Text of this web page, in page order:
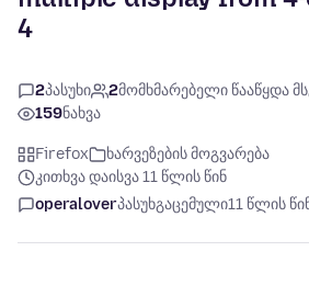
4
2პასუხი 2მომხმარებელი წააწყდა
159ნახვა
Firefox
ხარვეზების მოგვარება
კითხვა დაისვა 11 წლის წინ
operaloverპასუხგაცემული11 წლის